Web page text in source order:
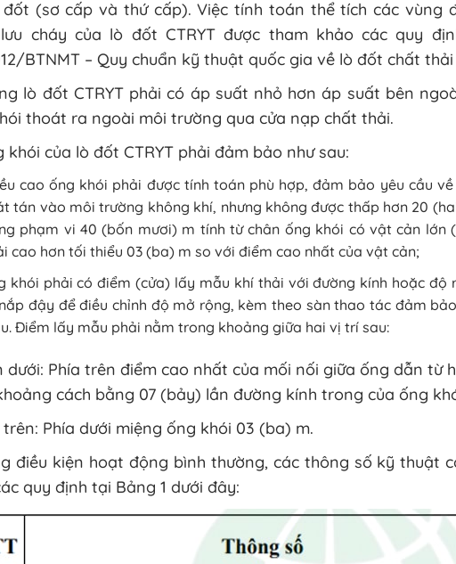
(sơ cấp và thứ cấp). Việc tính toán thể tích các vùng
cháy của lò đốt CTRYT được tham khảo các quy
BTNMT – Quy chuẩn kỹ thuật quốc gia về lò đốt chất
lò đốt CTRYT phải có áp suất nhỏ hơn áp suất bên
thoát ra ngoài môi trường qua cửa nạp chất thải.
khói của lò đốt CTRYT phải đảm bảo như sau:
cao ống khói phải được tính toán phù hợp, đảm bảo yêu cầu
tán vào môi trường không khí, nhưng không được thấp hơn 20
phạm vi 40 (bốn mươi) m tính từ chân ống khói có vật cản lớn
cao hơn tối thiểu 03 (ba) m so với điểm cao nhất của vật cản;
khói phải có điểm (cửa) lấy mẫu khí thải với đường kính hoặc độ
đậy để điều chỉnh độ mở rộng, kèm theo sàn thao tác đảm
Điểm lấy mẫu phải nằm trong khoảng giữa hai vị trí sau:
dưới: Phía trên điểm cao nhất của mối nối giữa ống dẫn từ
cách bằng 07 (bảy) lần đường kính trong của ống
trên: Phía dưới miệng ống khói 03 (ba) m.
điều kiện hoạt động bình thường, các thông số kỹ thuật
quy định tại Bảng 1 dưới đây: